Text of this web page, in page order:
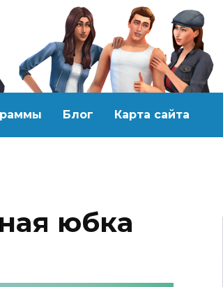
Блог Карта сайта
юбка